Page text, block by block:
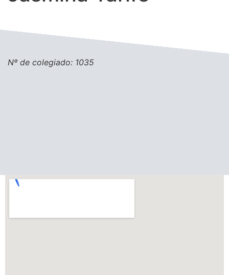
Nº de colegiado: 1035